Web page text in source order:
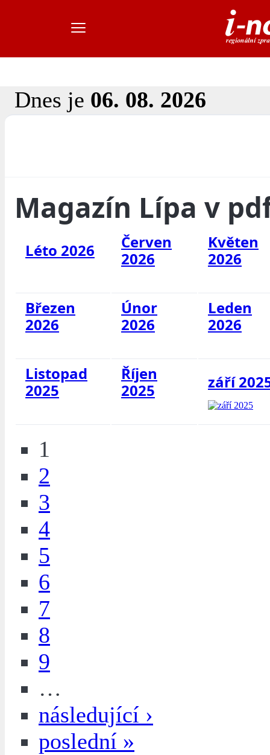
Dnes je 06. 08. 2026
Magazín Lípa v
Léto 2026
Červen
2026
Květen
2026
Březen
2026
Únor
2026
Leden
2026
Listopad
2025
Říjen
2025
září
1
2
3
4
5
6
7
8
9
…
následující ›
poslední »